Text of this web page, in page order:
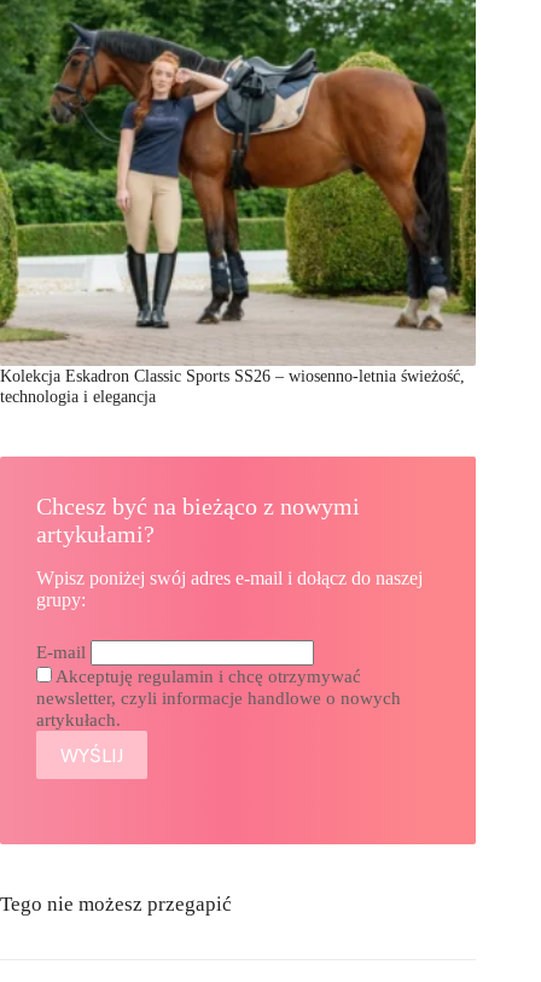
Kolekcja Eskadron Classic Sports SS26 – wiosenno-letnia świeżość,
technologia i elegancja
Chcesz być na bieżąco z nowymi
artykułami?
Wpisz poniżej swój adres e-mail i dołącz do naszej
grupy:
E-mail
Akceptuję regulamin i chcę otrzymywać
newsletter, czyli informacje handlowe o nowych
artykułach.
Tego nie możesz przegapić